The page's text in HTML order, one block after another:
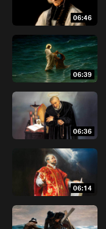
06:46
06:39
06:36
06:14